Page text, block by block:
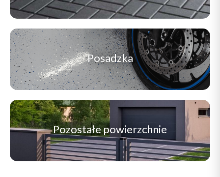
Posadzka
Pozostałe powierzchnie